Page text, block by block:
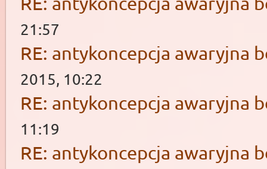
21:57
RE: antykoncepcja awaryjna
2015, 10:22
RE: antykoncepcja awaryjna
11:19
RE: antykoncepcja awaryjna